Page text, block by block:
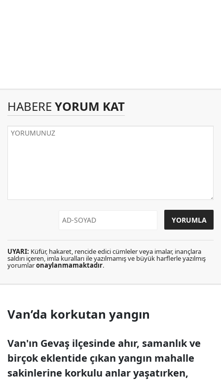
HABERE YORUM KAT
UYARI: Küfür, hakaret, rencide edici cümleler veya imalar, inançlara
saldırı içeren, imla kuralları ile yazılmamış ve büyük harflerle yazılmış
yorumlaronaylanmamaktadır.
Van’da korkutan yangın
Van'ın Gevaş ilçesinde ahır, samanlık ve
birçok eklentide çıkan yangın mahalle
sakinlerine korkulu anlar yaşatırken,